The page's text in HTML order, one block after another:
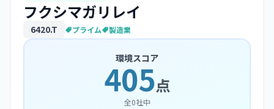
フクシマガリレイ
6420.T プライム 製造業
環境スコア
405点
全0社中